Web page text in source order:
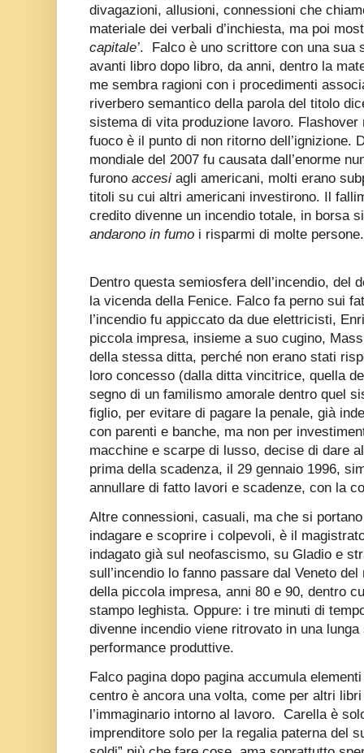
divagazioni, allusioni, connessioni che
materiale dei verbali d’inchiesta, ma poi
capitale’.
Falco è uno scrittore con una sua
avanti libro dopo libro, da anni, dentro la
me sembra ragioni con i procedimenti
riverbero semantico della parola del titolo
sistema di vita produzione lavoro.
fuoco è il punto di non ritorno dell’ignizione.
mondiale del 2007 fu causata dall’enorme
furono accesi agli americani, molti erano
titoli su cui altri americani investirono. Il
credito divenne un incendio totale, in borsa
andarono in fumo i risparmi di molte persone.
Dentro questa semiosfera dell’incendio, del
la vicenda della Fenice. Falco fa perno sui
l’incendio fu appiccato da due elettricisti,
piccola impresa, insieme a suo cugino,
della stessa ditta, perché non erano stati
loro concesso (dalla ditta vincitrice, quella
segno di un familismo amorale dentro quel
figlio, per evitare di pagare la penale, già
con parenti e banche, ma non per
macchine e scarpe di lusso, decise di dare
prima della scadenza, il 29 gennaio 1996,
annullare di fatto lavori e scadenze, con la
Altre connessioni, casuali, ma che si
indagare e scoprire i colpevoli, è il
indagato già sul neofascismo, su Gladio e
sull’incendio lo fanno passare dal Veneto
della piccola impresa, anni 80 e 90, dentro
stampo leghista. Oppure: i tre minuti di
divenne incendio viene ritrovato in una
performance produttive.
Falco pagina dopo pagina accumula
centro è ancora una volta, come per altri
l’immaginario intorno al lavoro. Carella è
imprenditore solo per la regalia paterna del